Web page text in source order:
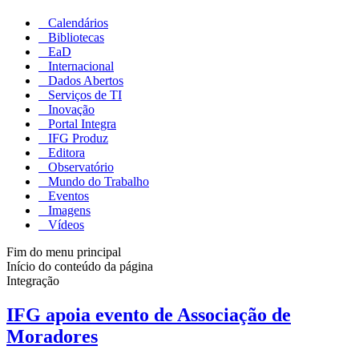
Calendários
Bibliotecas
EaD
Internacional
Dados Abertos
Serviços de TI
Inovação
Portal Integra
IFG Produz
Editora
Observatório
Mundo do Trabalho
Eventos
Imagens
Vídeos
Fim do menu principal
Início do conteúdo da página
Integração
IFG apoia evento de Associação de
Moradores